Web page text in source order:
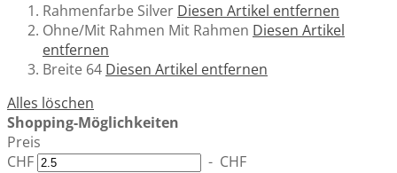
Rahmenfarbe Silver Diesen Artikel entfernen
Ohne/Mit Rahmen Mit Rahmen Diesen Artikel
entfernen
Breite 64 Diesen Artikel entfernen
Alles löschen
Shopping-Möglichkeiten
Preis
CHF
- CHF